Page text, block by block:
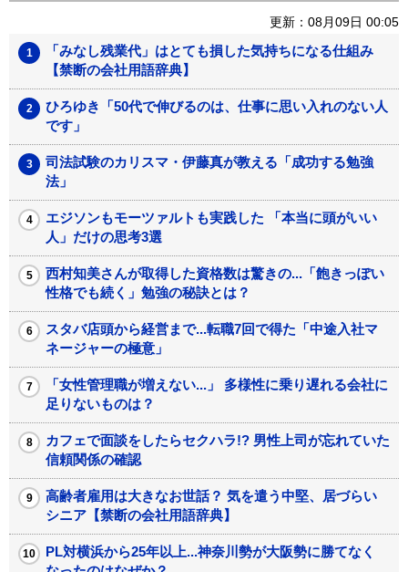
更新：08月09日 00:05
「みなし残業代」はとても損した気持ちになる仕組み
【禁断の会社用語辞典】
ひろゆき「50代で伸びるのは、仕事に思い入れのない人
です」
司法試験のカリスマ・伊藤真が教える「成功する勉強
法」
エジソンもモーツァルトも実践した 「本当に頭がいい
人」だけの思考3選
西村知美さんが取得した資格数は驚きの...「飽きっぽい
性格でも続く」勉強の秘訣とは？
スタバ店頭から経営まで...転職7回で得た「中途入社マ
ネージャーの極意」
「女性管理職が増えない...」 多様性に乗り遅れる会社に
足りないものは？
カフェで面談をしたらセクハラ!? 男性上司が忘れていた
信頼関係の確認
高齢者雇用は大きなお世話？ 気を遣う中堅、居づらい
シニア【禁断の会社用語辞典】
PL対横浜から25年以上...神奈川勢が大阪勢に勝てなく